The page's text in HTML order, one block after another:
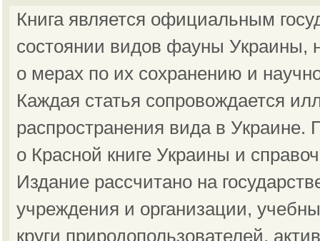
Книга является официальным
состоянии видов фауны Украины,
о мерах по их сохранению и
Каждая статья сопровождается
распространения вида в
о Красной книге Украины и
Издание рассчитано на
учреждения и организации,
круги природопользователей,